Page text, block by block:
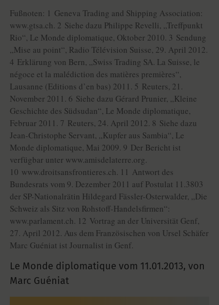
Fußnoten: 1 Geneva Trading and Shipping Association:
www.gtsa.ch. 2 Siehe dazu Philippe Revelli, „Treffpunkt
Rio“, Le Monde diplomatique, Oktober 2010. 3 Sendung
„Mise au point“, Radio Télévision Suisse, 29. April 2012.
4 Erklärung von Bern, „Swiss Trading SA. La Suisse, le
négoce et la malédiction des matières premières“,
Lausanne (Editions d’en bas) 2011. 5 Reuters, 21.
November 2011. 6 Siehe dazu Gérard Prunier, „Kleine
Geschichte des Südsudan“, Le Monde diplomatique,
Februar 2011. 7 Reuters, 24. April 2012. 8 Siehe dazu
Jean-Christophe Servant, „Kupfer aus Sambia“, Le
Monde diplomatique, Mai 2009. 9 Der Bericht ist
verfügbar unter www.amisdelaterre.org.
10 www.droitsansfrontieres.ch. 11 Antwort des
Bundesrats vom 9. Dezember 2011 auf Postulat 11.3803
der SP-Nationalrätin Hildegard Fässler-Osterwalder, „Die
Schweiz als Sitz von Rohstoff-Handelsfirmen“:
www.parlament.ch. 12 Vortrag an der Universität Genf,
27. April 2012. Aus dem Französischen von Ursel Schäfer
Marc Guéniat ist Journalist in Genf.
Le Monde diplomatique vom 11.01.2013, von
Marc Guéniat